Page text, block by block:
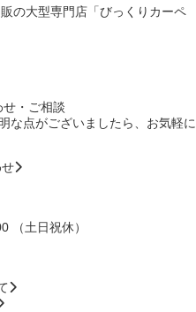
の大型専門店「びっくりカーペ
な点がございましたら、お気軽に
（土日祝休）